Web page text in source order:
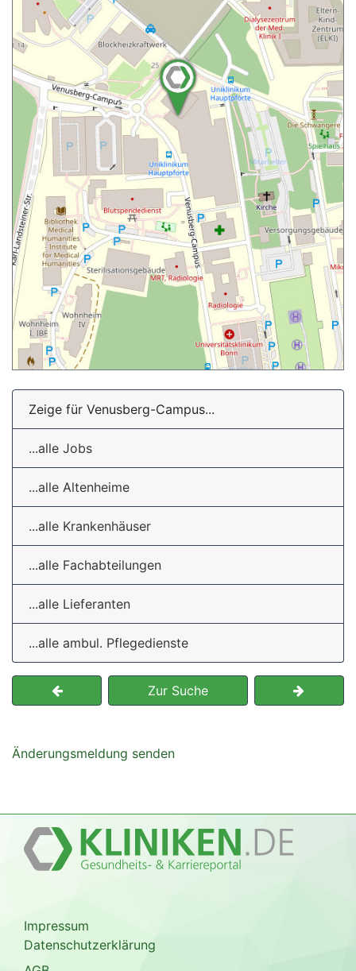
Zeige für Venusberg-Campus...
...alle Jobs
...alle Altenheime
...alle Krankenhäuser
...alle Fachabteilungen
...alle Lieferanten
...alle ambul. Pflegedienste
Zur Suche
Änderungsmeldung senden
Impressum
Datenschutzerklärung